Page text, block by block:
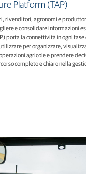
Platform (TAP)
rivenditori, agronomi e
e consolidare informazioni
porta la connettività in ogni fase
per organizzare,
agricole e prendere
completo e chiaro nella